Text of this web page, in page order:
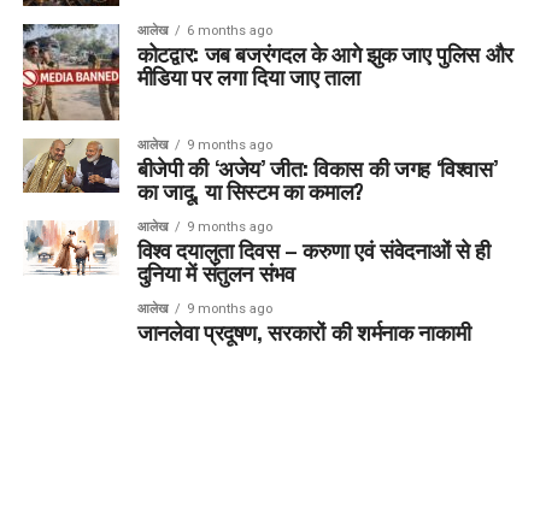
आलेख 6 months ago
कोटद्वार: जब बजरंगदल के आगे झुक जाए पुलिस और
मीडिया पर लगा दिया जाए ताला
आलेख 9 months ago
बीजेपी की ‘अजेय’ जीत: विकास की जगह ‘विश्वास’
का जादू, या सिस्टम का कमाल?
आलेख 9 months ago
विश्व दयालुता दिवस – करुणा एवं संवेदनाओं से ही
दुनिया में संतुलन संभव
आलेख 9 months ago
जानलेवा प्रदूषण, सरकारों की शर्मनाक नाकामी